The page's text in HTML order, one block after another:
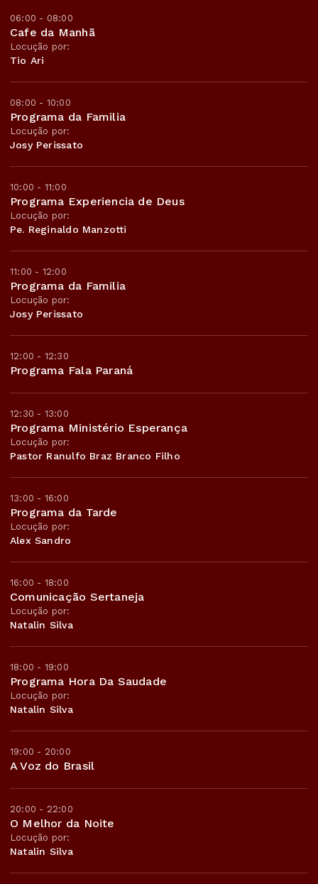
06:00 - 08:00
Cafe da Manhã
Locução por:
Tio Ari
08:00 - 10:00
Programa da Familia
Locução por:
Josy Perissato
10:00 - 11:00
Programa Experiencia de Deus
Locução por:
Pe. Reginaldo Manzotti
11:00 - 12:00
Programa da Familia
Locução por:
Josy Perissato
12:00 - 12:30
Programa Fala Paraná
12:30 - 13:00
Programa Ministério Esperança
Locução por:
Pastor Ranulfo Braz Branco Filho
13:00 - 16:00
Programa da Tarde
Locução por:
Alex Sandro
16:00 - 18:00
Comunicação Sertaneja
Locução por:
Natalin Silva
18:00 - 19:00
Programa Hora Da Saudade
Locução por:
Natalin Silva
19:00 - 20:00
A Voz do Brasil
20:00 - 22:00
O Melhor da Noite
Locução por:
Natalin Silva